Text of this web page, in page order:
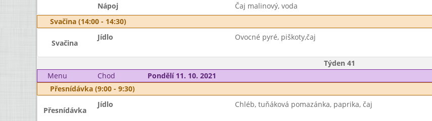
Nápoj
Čaj malinový, voda
Svačina (14:00 - 14:30)
Svačina
Jídlo Ovocné pyré, piškoty,čaj
Týden 41
Menu
Chod Pondělí 11. 10. 2021
Přesnídávka (9:00 - 9:30)
Přesnídávka
Jídlo Chléb, tuňáková pomazánka, paprika, čaj